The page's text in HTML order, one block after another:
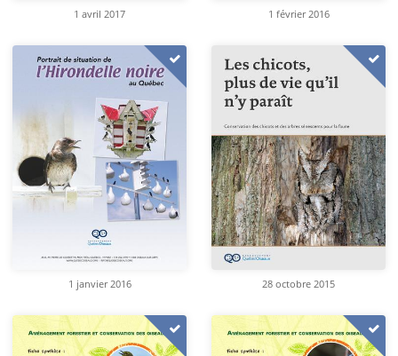
1 avril 2017 1 février 2016
1 janvier 2016 28 octobre 2015